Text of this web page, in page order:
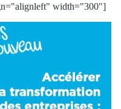
width="300"]